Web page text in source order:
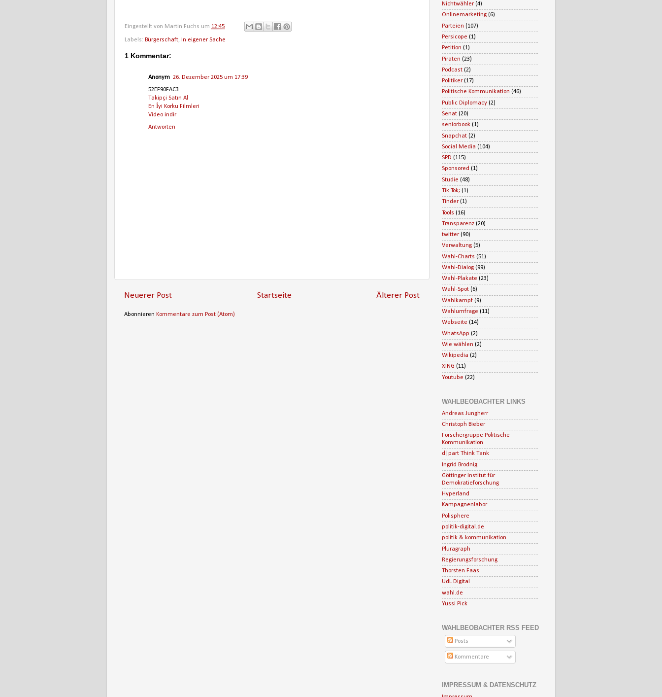
Eingestellt von Martin Fuchs um 12:45
Labels: Bürgerschaft, In eigener Sache
1 Kommentar:
Anonym 26. Dezember 2025 um 17:39
52EF90FAC3
Takipçi Satın Al
En İyi Korku Filmleri
Video indir
Antworten
Neuerer Post Älterer Post
Startseite
Abonnieren Kommentare zum Post (Atom)
Nichtwähler (4)
Onlinemarketing (6)
Parteien (107)
Persicope (1)
Petition (1)
Piraten (23)
Podcast (2)
Politiker (17)
Politische Kommunikation (46)
Public Diplomacy (2)
Senat (20)
seniorbook (1)
Snapchat (2)
Social Media (104)
SPD (115)
Sponsored (1)
Studie (48)
Tik Tok; (1)
Tinder (1)
Tools (16)
Transparenz (20)
twitter (90)
Verwaltung (5)
Wahl-Charts (51)
Wahl-Dialog (99)
Wahl-Plakate (23)
Wahl-Spot (6)
Wahlkampf (9)
Wahlumfrage (11)
Webseite (14)
WhatsApp (2)
Wie wählen (2)
Wikipedia (2)
XING (11)
Youtube (22)
WAHLBEOBACHTER LINKS
Andreas Jungherr
Christoph Bieber
Forschergruppe Politische
Kommunikation
d|part Think Tank
Ingrid Brodnig
Göttinger Institut für
Demokratieforschung
Hyperland
Kampagnenlabor
Polisphere
politik-digital.de
politik & kommunikation
Pluragraph
Regierungsforschung
Thorsten Faas
UdL Digital
wahl.de
Yussi Pick
WAHLBEOBACHTER RSS FEED
Posts
Kommentare
IMPRESSUM & DATENSCHUTZ